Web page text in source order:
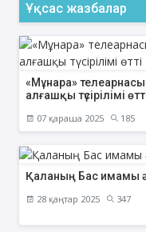
Ұқсас жазбалар
«Мұнара»
алғашқы түсірілімі
07 қараша 2025 185
Қаланың Бас имамы
28 қаңтар 2025 347